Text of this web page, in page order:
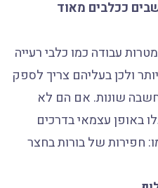
ככלבים מאוד
עבודה כמו כלבי רעייה
ולכן בעליהם צריך לספק
שונות. אם הם לא
באופן עצמאי בדרכים
חפירות של בורות בחצר